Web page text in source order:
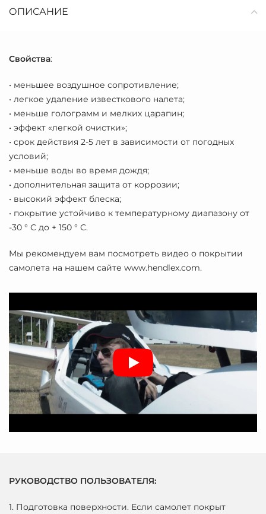
ОПИСАНИЕ
Свойства:
• меньшее воздушное сопротивление;
• легкое удаление известкового налета;
• меньше голограмм и мелких царапин;
• эффект «легкой очистки»;
• срок действия 2-5 лет в зависимости от погодных
условий;
• меньше воды во время дождя;
• дополнительная защита от коррозии;
• высокий эффект блеска;
• покрытие устойчиво к температурному диапазону от
-30 ° С до + 150 ° С.
Мы рекомендуем вам посмотреть видео о покрытии
самолета на нашем сайте www.hendlex.com.
РУКОВОДСТВО ПОЛЬЗОВАТЕЛЯ:
1. Подготовка поверхности. Если самолет покрыт